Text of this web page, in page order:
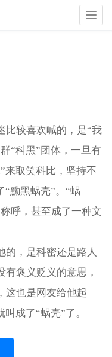
比较喜欢喊的，是“我
“科黑”团体，一旦有
来取笑科比，坚持不
“黝黑蜗壳”。“蜗
呼，甚至成了一种文
的，是科密还是路人
褒义贬义的意思，
这也是网友给他起
成了“蜗壳”了。